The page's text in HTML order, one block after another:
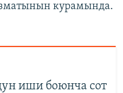
курамында.
иши боюнча сот